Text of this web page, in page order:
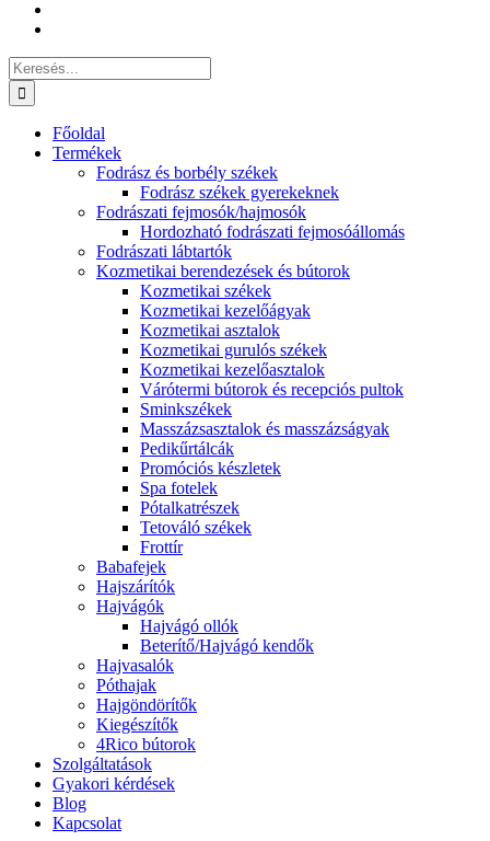
Keresés...
Főoldal
Termékek
Fodrász és borbély székek
Fodrász székek gyerekeknek
Fodrászati fejmosók/hajmosók
Hordozható fodrászati fejmosóállomás
Fodrászati lábtartók
Kozmetikai berendezések és bútorok
Kozmetikai székek
Kozmetikai kezelőágyak
Kozmetikai asztalok
Kozmetikai gurulós székek
Kozmetikai kezelőasztalok
Várótermi bútorok és recepciós pultok
Sminkszékek
Masszázsasztalok és masszázságyak
Pedikűrtálcák
Promóciós készletek
Spa fotelek
Pótalkatrészek
Tetováló székek
Frottír
Babafejek
Hajszárítók
Hajvágók
Hajvágó ollók
Beterítő/Hajvágó kendők
Hajvasalók
Póthajak
Hajgöndörítők
Kiegészítők
4Rico bútorok
Szolgáltatások
Gyakori kérdések
Blog
Kapcsolat